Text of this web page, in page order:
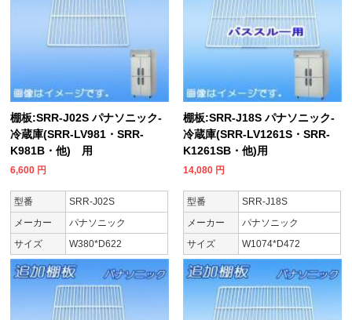
棚板:SRR-J02S パナソニック-
冷蔵庫(SRR-LV981・SRR-
K981B・他) 用
6,600 円
型番
SRR-J02S
メーカー
パナソニック
サイズ
W380*D622
棚板:SRR-J18S パナソニック-
冷蔵庫(SRR-LV1261S・SRR-
K1261SB・他)用
14,080 円
型番
SRR-J18S
メーカー
パナソニック
サイズ
W1074*D472